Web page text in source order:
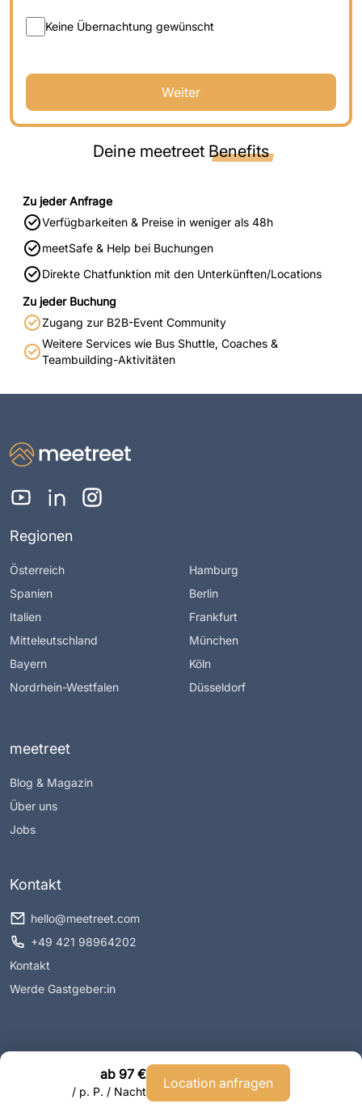
Keine Übernachtung gewünscht
Weiter
Deine meetreet Benefits
Zu jeder Anfrage
Verfügbarkeiten & Preise in weniger als 48h
meetSafe & Help bei Buchungen
Direkte Chatfunktion mit den Unterkünften/Locations
Zu jeder Buchung
Zugang zur B2B-Event Community
Weitere Services wie Bus Shuttle, Coaches &
Teambuilding-Aktivitäten
ab 97 €
/ p. P. / Nacht
Location anfragen
Regionen
Österreich
Spanien
Italien
Mitteleutschland
Bayern
Nordrhein-Westfalen
Hamburg
Berlin
Frankfurt
München
Köln
Düsseldorf
meetreet
Blog & Magazin
Über uns
Jobs
Kontakt
hello@meetreet.com
+49 421 98964202
Kontakt
Werde Gastgeber:in
DatenschutzAGB